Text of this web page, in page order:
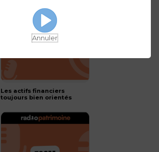
Les actifs financiers
toujours bien orientés
Annuler